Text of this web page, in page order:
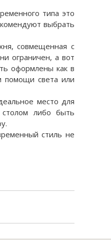
типа это
выбрать
совмещенная с
ограничен, а вот
оформлены как в
помощи света или
место для
либо быть
стиль не